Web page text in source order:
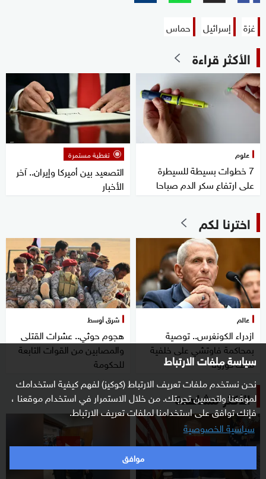
سياسة ملفات الارتباط
نحن نستخدم ملفات تعريف الارتباط (كوكيز) لفهم كيفية استخدامك
لموقعنا ولتحسين تجربتك. من خلال الاستمرار في استخدام موقعنا ،
فإنك توافق على استخدامنا لملفات تعريف الارتباط.
سياسية الخصوصية
موافق
غزة إسرائيل حماس
الأكثر قراءة
علوم
7 خطوات بسيطة للسيطرة
على ارتفاع سكر الدم صباحا
تغطية مستمرة
التصعيد بين أميركا وإيران.. آخر
الأخبار
اخترنا لكم
عالم
ازدراء الكونغرس.. توصية
بمحاكمة فاوتشي على خلفية
ملف كورونا
شرق أوسط
هجوم حوثي.. عشرات القتلى
والمصابين من القوات التابعة
للحكومة
الأكثر مشاهدة